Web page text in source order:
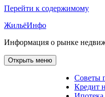
Перейти к содержимому
ЖильёИнфо
Информация о рынке
Открыть меню
Советы
Кредит